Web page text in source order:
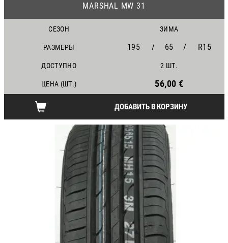
MARSHAL MW 31
СЕЗОН ЗИМА
РАЗМЕРЫ 195 / 65 / R15
ДОСТУПНО 2 ШТ.
ЦЕНА (ШТ.) 56,00 €
ДОБАВИТЬ В КОРЗИНУ